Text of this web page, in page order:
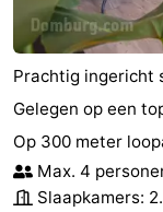
Prachtig ingericht
Gelegen op een
Op 300 meter
Max. 4
Slaapkamers: 2.